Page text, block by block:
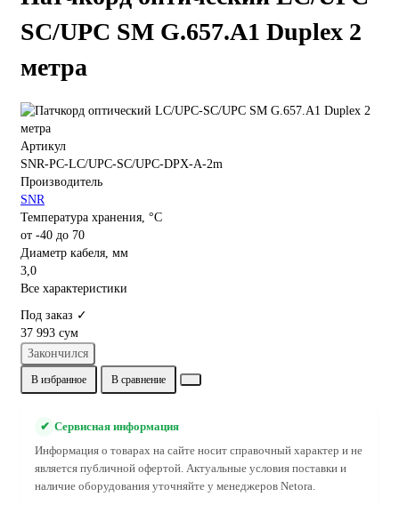
SC/UPC SM G.657.A1 Duplex 2
метра
Артикул
SNR-PC-LC/UPC-SC/UPC-DPX-A-2m
Производитель
SNR
Температура хранения, °C
от -40 до 70
Диаметр кабеля, мм
3,0
Все характеристики
Под заказ ✓
37 993 сум
Закончился
В избранное В сравнение
✔ Сервисная информация
Информация о товарах на сайте носит справочный характер и не
является публичной офертой. Актуальные условия поставки и
наличие оборудования уточняйте у менеджеров Netora.